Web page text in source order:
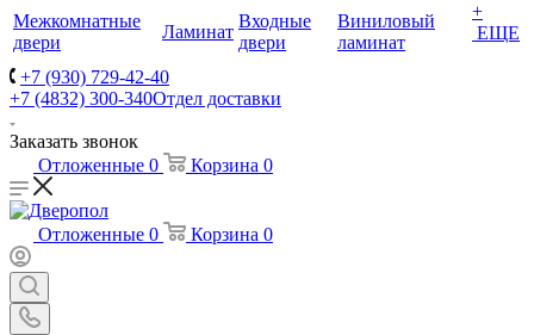
Межкомнатные
двери
Ламинат
Входные
двери
Виниловый
ламинат
+
ЕЩЕ
+7 (930) 729-42-40
+7 (4832) 300-340Отдел доставки
Заказать звонок
Отложенные 0 Корзина 0
Отложенные 0 Корзина 0